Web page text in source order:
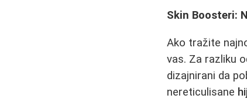
Skin Boosteri:
Ako tražite
vas. Za razliku
dizajnirani da
nereticulisane